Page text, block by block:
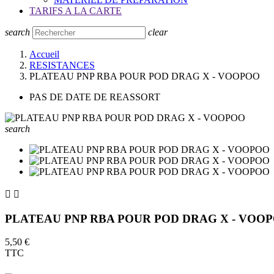
TARIFS A LA CARTE
search clear
Accueil
RESISTANCES
PLATEAU PNP RBA POUR POD DRAG X - VOOPOO
PAS DE DATE DE REASSORT
search
 
PLATEAU PNP RBA POUR POD DRAG X -
5,50 €
TTC